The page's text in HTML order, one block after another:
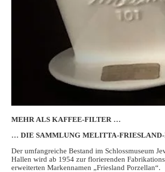
MEHR ALS KAFFEE-FILTER …
… DIE SAMMLUNG MELITTA-
Der umfangreiche Bestand im Schlossmuseum
Hallen wird ab 1954 zur florierenden
erweiterten Markennamen „Friesland Porzellan“.